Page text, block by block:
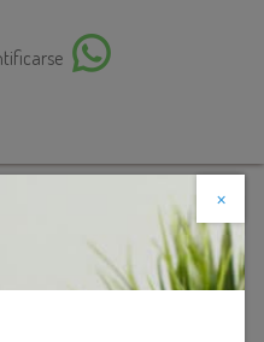
×
Descuento web
Negro